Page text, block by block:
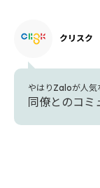
クリスク
やはりZaloが人気
同僚とのコミ